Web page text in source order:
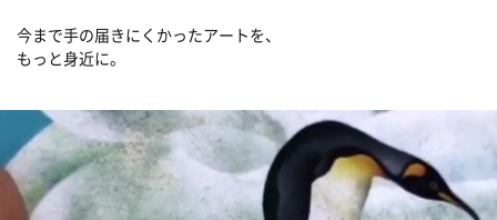
今まで手の届きにくかったアートを、
もっと身近に。